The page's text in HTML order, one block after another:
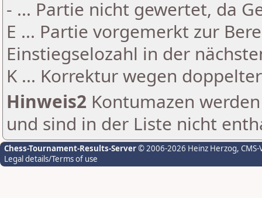
- ... Partie nicht gewertet, da
E ... Partie vorgemerkt zur
Einstiegselozahl in der
K ... Korrektur wegen
Hinweis2 Kontumazen
und sind in der Liste nicht
Chess-Tournament-Results-Server© 2006-2026 Heinz Herzog,
Legal details/Terms of use